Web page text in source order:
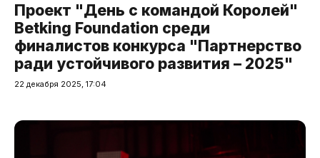
Проект "День с командой Королей"
Betking Foundation среди
финалистов конкурса "Партнерство
ради устойчивого развития – 2025"
22 декабря 2025, 17:04